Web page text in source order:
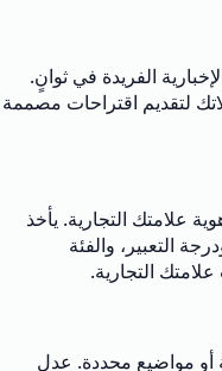
الفريدة في ثوانٍ.
لتقديم اقتراحات مصممة
علامتك التجارية. يأخذ
التعبير، والفئة
التجارية.
أو مواضيع محددة. عدل